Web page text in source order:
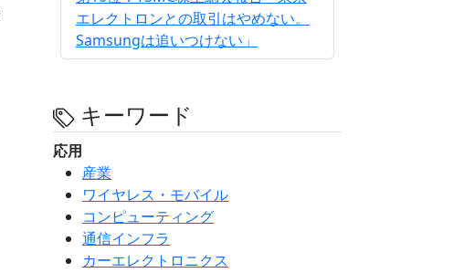
エレクトロンとの取引はやめない。
Samsungは追いつけない」
キーワード
応用
産業
ワイヤレス・モバイル
コンピューティング
通信インフラ
カーエレクトロニクス